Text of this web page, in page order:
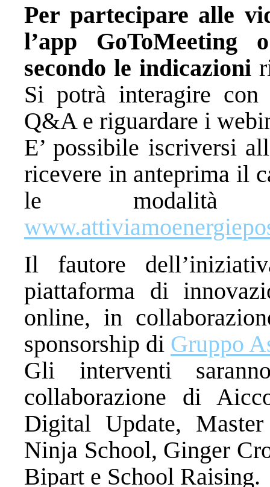
Per partecipare alle
l’app GoToMeeting
secondo le indicazioni
Si potrà interagire
Q&A e riguardare i
E’ possibile iscriversi
ricevere in anteprima il
le modalità
Il fautore
piattaforma di
online, in
sponsorship di Gruppo
Gli interventi
collaborazione di
Digital Update,
Ninja School, Ginger
Bipart e School Raising.